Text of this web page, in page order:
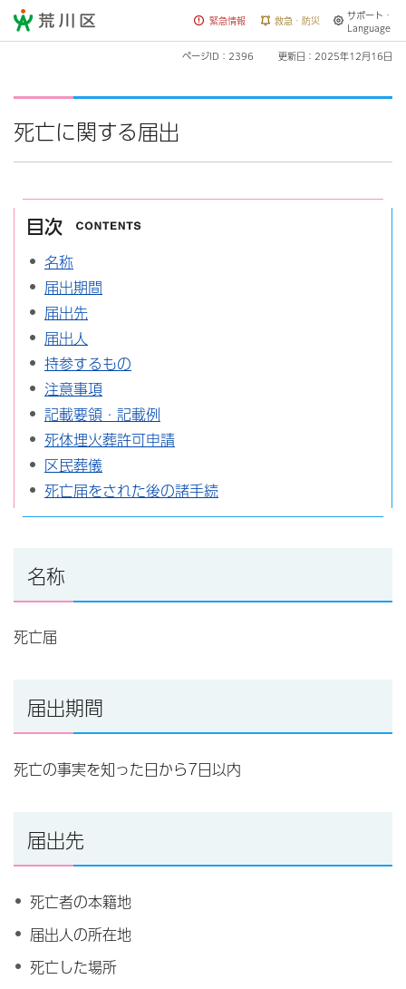
荒川区 緊急情報 救急・防災
サポート・
Language
ページID：2396 更新日：2025年12月16日
死亡に関する届出
目次
名称
届出期間
届出先
届出人
持参するもの
注意事項
記載要領・記載例
死体埋火葬許可申請
区民葬儀
死亡届をされた後の諸手続
名称
死亡届
届出期間
死亡の事実を知った日から7日以内
届出先
死亡者の本籍地
届出人の所在地
死亡した場所